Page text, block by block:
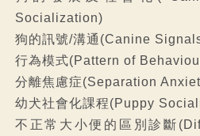
Socialization)
狗的訊號/溝通(Canine
行為模式(Pattern of
分離焦慮症(Separation
幼犬社會化課程(Puppy
不正常大小便的區別診斷